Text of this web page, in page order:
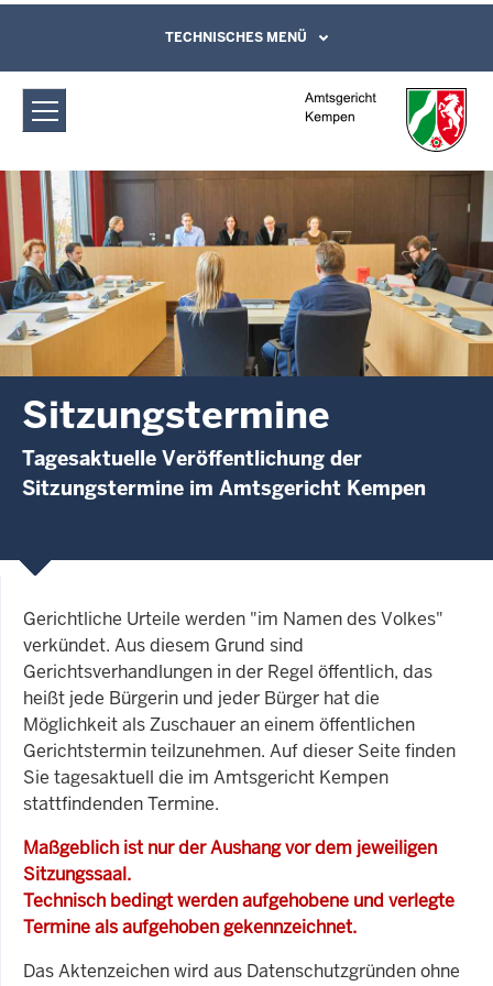
Amtsgericht Kempen: Sitzungstermine
Direkt zum Inhalt
Leichte Sprache, Gebärdensprachenvideo
und Kontaktformular
TECHNISCHES MENÜ
Sitzungstermine
Tagesaktuelle Veröffentlichung der
Sitzungstermine im Amtsgericht Kempen
Gerichtliche Urteile werden "im Namen des Volkes"
verkündet. Aus diesem Grund sind
Gerichtsverhandlungen in der Regel öffentlich, das
heißt jede Bürgerin und jeder Bürger hat die
Möglichkeit als Zuschauer an einem öffentlichen
Gerichtstermin teilzunehmen. Auf dieser Seite finden
Sie tagesaktuell die im Amtsgericht Kempen
stattfindenden Termine.
Maßgeblich ist nur der Aushang vor dem jeweiligen
Sitzungssaal.
Technisch bedingt werden aufgehobene und verlegte
Termine als aufgehoben gekennzeichnet.
Das Aktenzeichen wird aus Datenschutzgründen ohne